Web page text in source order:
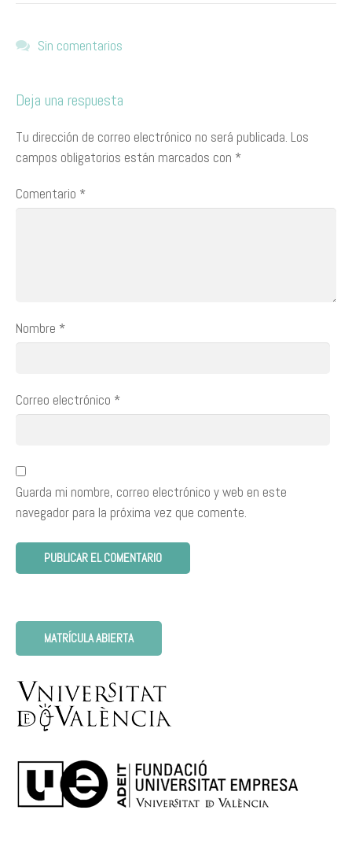
Sin comentarios
Deja una respuesta
Tu dirección de correo electrónico no será publicada. Los
campos obligatorios están marcados con *
Comentario *
Nombre *
Correo electrónico *
Guarda mi nombre, correo electrónico y web en este
navegador para la próxima vez que comente.
MATRÍCULA ABIERTA